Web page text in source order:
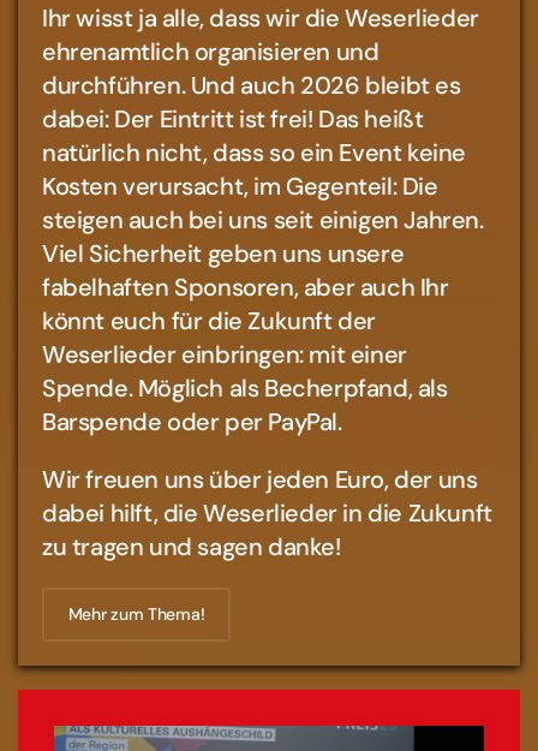
Ihr wisst ja alle, dass wir die Weserlieder
ehrenamtlich organisieren und
durchführen. Und auch 2026 bleibt es
dabei: Der Eintritt ist frei! Das heißt
natürlich nicht, dass so ein Event keine
Kosten verursacht, im Gegenteil: Die
steigen auch bei uns seit einigen Jahren.
Viel Sicherheit geben uns unsere
fabelhaften Sponsoren, aber auch Ihr
könnt euch für die Zukunft der
Weserlieder einbringen: mit einer
Spende. Möglich als Becherpfand, als
Barspende oder per PayPal.
Wir freuen uns über jeden Euro, der uns
dabei hilft, die Weserlieder in die Zukunft
zu tragen und sagen danke!
Mehr zum Thema!